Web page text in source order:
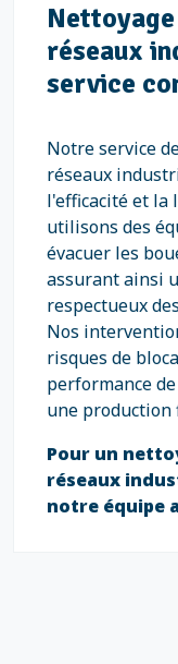
réseaux
service
Notre service
réseaux
l'efficacité et la
utilisons des
évacuer les
assurant ainsi
respectueux
Nos
risques de
performance
une production
Pour un
réseaux
notre équipe